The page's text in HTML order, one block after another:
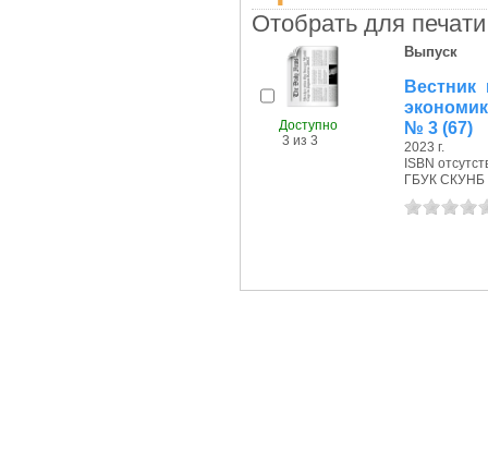
Отобрать для
Доступно
3 из 3
Выпуск
Вестник
№ 3 (67)
2023 г.
ISBN
ГБУК